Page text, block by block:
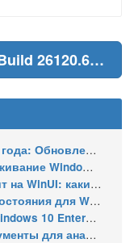
Скачать Windows 11 (24H2) Build 26120.6690
ESU-обновления для Windows 10
устройства
элементы обновит Microsoft
нескольких мониторов
обновления до января 2030 года
ETW MCP и WPA MCP